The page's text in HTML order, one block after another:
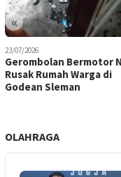
«
23/07/2026
Gerombolan Bermotor
Rusak Rumah Warga di
Godean Sleman
OLAHRAGA